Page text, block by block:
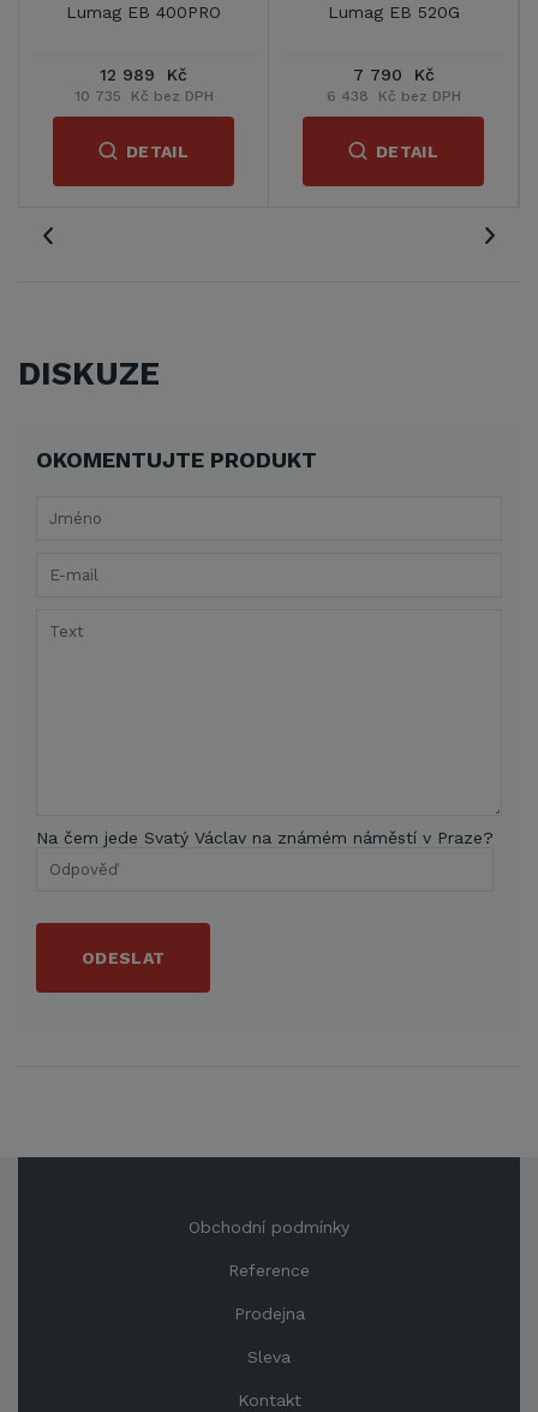
Lumag EB 400PRO
12 989 Kč
10 735 Kč bez DPH
DETAIL
Lumag EB 520G
7 790 Kč
6 438 Kč bez DPH
DETAIL
DISKUZE
OKOMENTUJTE PRODUKT
Na čem jede Svatý Václav na známém náměstí v Praze?
ODESLAT
Obchodní podmínky
Reference
Prodejna
Sleva
Kontakt